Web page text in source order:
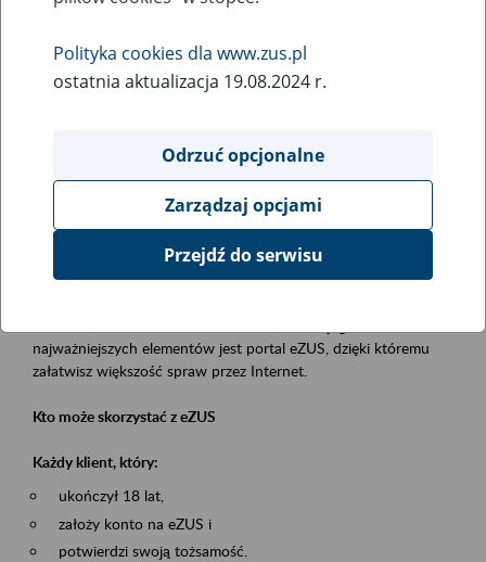
Rodzaj wydarzenia
Szkolenia
Obszar merytoryczny
obsługa klientów
Opis wydarzenia
Platforma Usług Elektronicznych eZUS
najważniejszych elementów jest portal eZUS, dzięki któremu
załatwisz większość spraw przez Internet.
Kto może skorzystać z eZUS
Każdy klient, który:
ukończył 18 lat,
założy konto na eZUS i
potwierdzi swoją tożsamość.
Polityka cookies dla www.zus.pl
ostatnia aktualizacja 19.08.2024 r.
Odrzuć opcjonalne
Zarządzaj opcjami
Przejdź do serwisu